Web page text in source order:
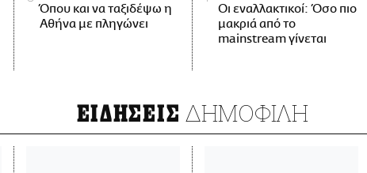
Όπου και να ταξιδέψω η
Αθήνα με πληγώνει
Οι εναλλακτικοί: Όσο πιο
μακριά από το
mainstream γίνεται
ΕΙΔΗΣΕΙΣ ΔΗΜΟΦΙΛΗ